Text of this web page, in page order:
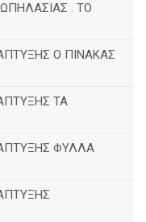
. ΤΟ
Ο ΠΙΝΑΚΑΣ
ΤΑ
ΦΥΛΛΑ